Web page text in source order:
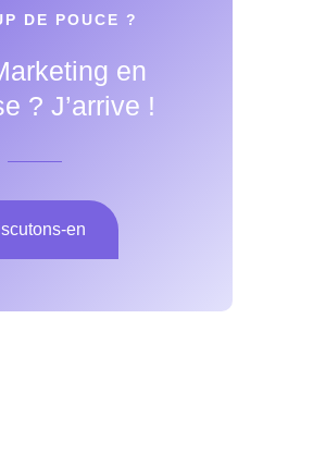
DE POUCE ?
en
? J’arrive !
en